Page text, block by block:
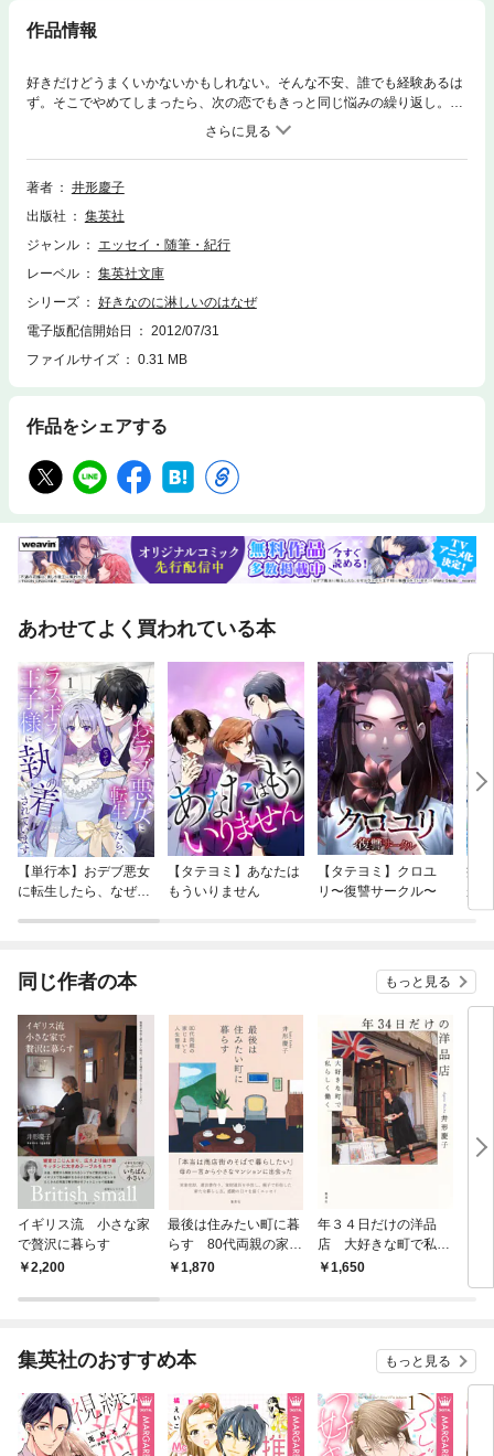
作品情報
好きだけどうまくいかないかもしれない。そんな不安、誰でも経験あるは
ず。そこでやめてしまったら、次の恋でもきっと同じ悩みの繰り返し。初
めから100%理想の相手などいるわけがないから、時間と手間をかけて彼
を自分の理想に育ててみては?｢依存症とマメな男を見分ける｣｢無神経な男
は気弱と知る｣｢浮気は時間と金を抑える｣など、豊富な具体例とともに、
悩める女性にエールを送る恋愛エッセイ。
著者
井形慶子
出版社
集英社
ジャンル
エッセイ・随筆・紀行
レーベル
集英社文庫
シリーズ
好きなのに淋しいのはなぜ
電子版配信開始日
2012/07/31
ファイルサイズ
0.31 MB
作品をシェアする
あわせてよく買われている本
【単行本】おデブ悪女
に転生したら、なぜか
【タテヨミ】あなたは
もういりません
【タテヨミ】クロユ
リ〜復讐サークル〜
病
が
ぎ
同じ作者の本 もっと見る
イギリス流 小さな家
で贅沢に暮らす
2,200
最後は住みたい町に暮
らす 80代両親の家じ
まいと人生整理
1,870
年３４日だけの洋品
店 大好きな町で私ら
しく働く
1,650
集英社のおすすめ本 もっと見る